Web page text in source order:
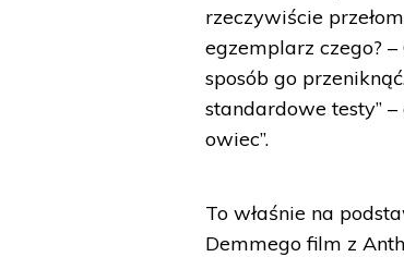
rzeczywiście
egzemplarz czego?
sposób go
standardowe testy”
owiec”.
To właśnie na
Demmego film z